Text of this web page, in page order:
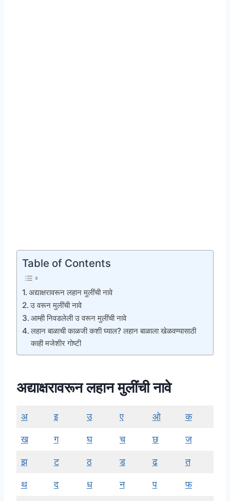
Table of Contents
अद्याक्षरावरून लहान मुलींची नावे
उ वरून मुलींची नावे
आम्ही निवडलेली उ वरून मुलींची नावे
लहान बाळाची काळजी कशी घ्याल? लहान बाळाला खेळवण्यासाठी
काही मजेशीर गोष्टी
अद्याक्षरावरून लहान मुलींची नावे
अ इ उ ए ओ क
ख ग घ च छ ज
झ ट ठ ड ढ त
थ द ध न प फ